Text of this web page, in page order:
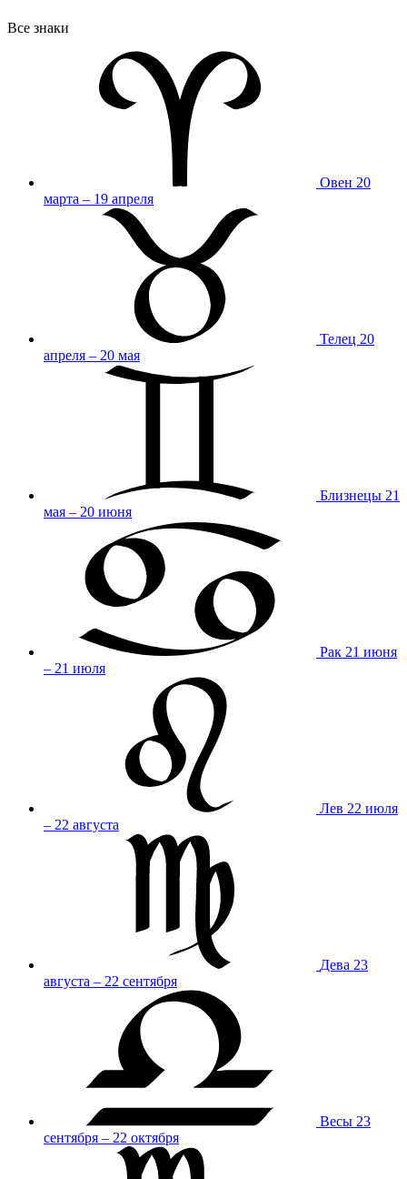
Все знаки
Овен 20
марта – 19 апреля
Телец 20
апреля – 20 мая
Близнецы 21
мая – 20 июня
Рак 21 июня
– 21 июля
Лев 22 июля
– 22 августа
Дева 23
августа – 22 сентября
Весы 23
сентября – 22 октября